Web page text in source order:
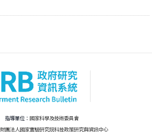
指導單位： 國家科學及技術委員會
財團法人國家實驗研究院科技政策研究與資訊中心